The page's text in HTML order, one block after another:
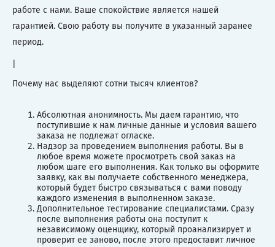
работе с нами. Ваше спокойствие является нашей
гарантией. Свою работу вы получите в указанный заранее
период.
Почему нас выделяют сотни тысяч клиентов?
Абсолютная анонимность. Мы даем гарантию, что
поступившие к нам личные данные и условия вашего
заказа не подлежат огласке.
Надзор за проведением выполнения работы. Вы в
любое время можете просмотреть свой заказ на
любом шаге его выполнения. Как только вы оформите
заявку, как вы получаете собственного менеджера,
который будет быстро связываться с вами поводу
каждого изменения в выполненном заказе.
Дополнительное тестирование специалистами. Сразу
после выполнения работы она поступит к
независимому оценщику, который проанализирует и
проверит ее заново, после этого предоставит личное